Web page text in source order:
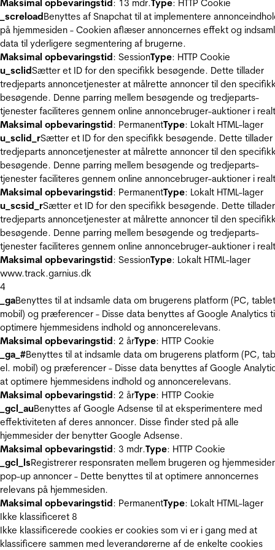
Maksimal opbevaringstid: 13 mdr.Type: HTTP Cookie
_screloadBenyttes af Snapchat til at implementere
på hjemmesiden - Cookien aflæser annoncernes effekt og
data til yderligere segmentering af brugerne.
Maksimal opbevaringstid: SessionType: HTTP Cookie
u_sclidSætter et ID for den specifikk besøgende. Dette tillader
tredjeparts annoncetjenester at målrette annoncer til den
besøgende. Denne parring mellem besøgende og tredjeparts-
tjenester faciliteres gennem online annoncebruger-auktioner i
Maksimal opbevaringstid: PermanentType: Lokalt HTML-lager
u_sclid_rSætter et ID for den specifikk besøgende. Dette tillader
tredjeparts annoncetjenester at målrette annoncer til den
besøgende. Denne parring mellem besøgende og tredjeparts-
tjenester faciliteres gennem online annoncebruger-auktioner i
Maksimal opbevaringstid: PermanentType: Lokalt HTML-lager
u_scsid_rSætter et ID for den specifikk besøgende. Dette tillader
tredjeparts annoncetjenester at målrette annoncer til den
besøgende. Denne parring mellem besøgende og tredjeparts-
tjenester faciliteres gennem online annoncebruger-auktioner i
Maksimal opbevaringstid: SessionType: Lokalt HTML-lager
www.track.garnius.dk
4
_gaBenyttes til at indsamle data om brugerens platform (PC,
mobil) og præferencer - Disse data benyttes af Google Analytics
optimere hjemmesidens indhold og annoncerelevans.
Maksimal opbevaringstid: 2 årType: HTTP Cookie
_ga_#Benyttes til at indsamle data om brugerens platform (PC,
el. mobil) og præferencer - Disse data benyttes af Google
at optimere hjemmesidens indhold og annoncerelevans.
Maksimal opbevaringstid: 2 årType: HTTP Cookie
_gcl_auBenyttes af Google Adsense til at eksperimentere med
effektiviteten af deres annoncer. Disse finder sted på alle
hjemmesider der benytter Google Adsense.
Maksimal opbevaringstid: 3 mdr.Type: HTTP Cookie
_gcl_lsRegistrerer responsraten mellem brugeren og
pop-up annoncer - Dette benyttes til at optimere annoncernes
relevans på hjemmesiden.
Maksimal opbevaringstid: PermanentType: Lokalt HTML-lager
Ikke klassificeret 8
Ikke klassificerede cookies er cookies som vi er i gang med at
klassificere sammen med leverandørerne af de enkelte cookies